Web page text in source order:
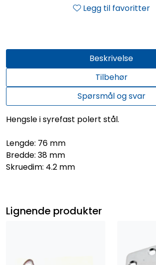
Legg til favoritter
Beskrivelse
Tilbehør
Spørsmål og svar
Hengsle i syrefast polert stål.
Lengde: 76 mm
Bredde: 38 mm
Skruedim: 4.2 mm
Lignende produkter